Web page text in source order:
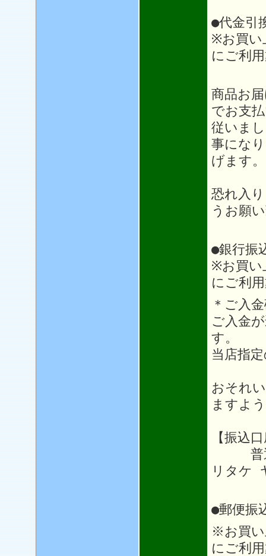
●代金引
※お買い
にご利
商品お
でお支
従いま
事にな
げます。
恐れ入
うお願
●銀行振
※お買い
にご利
＊ご入
ご入金
す。
当店指
おそれ
ますよ
【振込
普通
リタケ
●郵便振
※お買い
にご利